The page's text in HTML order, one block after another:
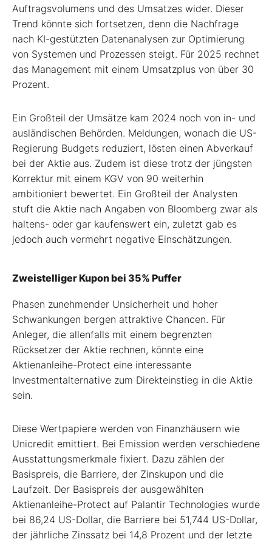
Auftragsvolumens und des Umsatzes wider. Dieser
Trend könnte sich fortsetzen, denn die Nachfrage
nach KI-gestützten Datenanalysen zur Optimierung
von Systemen und Prozessen steigt. Für 2025 rechnet
das Management mit einem Umsatzplus von über 30
Prozent.
Ein Großteil der Umsätze kam 2024 noch von in- und
ausländischen Behörden. Meldungen, wonach die US-
Regierung Budgets reduziert, lösten einen Abverkauf
bei der Aktie aus. Zudem ist diese trotz der jüngsten
Korrektur mit einem KGV von 90 weiterhin
ambitioniert bewertet. Ein Großteil der Analysten
stuft die Aktie nach Angaben von Bloomberg zwar als
haltens- oder gar kaufenswert ein, zuletzt gab es
jedoch auch vermehrt negative Einschätzungen.
Zweistelliger Kupon bei 35% Puffer
Phasen zunehmender Unsicherheit und hoher
Schwankungen bergen attraktive Chancen. Für
Anleger, die allenfalls mit einem begrenzten
Rücksetzer der Aktie rechnen, könnte eine
Aktienanleihe-Protect eine interessante
Investmentalternative zum Direkteinstieg in die Aktie
sein.
Diese Wertpapiere werden von Finanzhäusern wie
Unicredit emittiert. Bei Emission werden verschiedene
Ausstattungsmerkmale fixiert. Dazu zählen der
Basispreis, die Barriere, der Zinskupon und die
Laufzeit. Der Basispreis der ausgewählten
Aktienanleihe-Protect auf Palantir Technologies wurde
bei 86,24 US-Dollar, die Barriere bei 51,744 US-Dollar,
der jährliche Zinssatz bei 14,8 Prozent und der letzte